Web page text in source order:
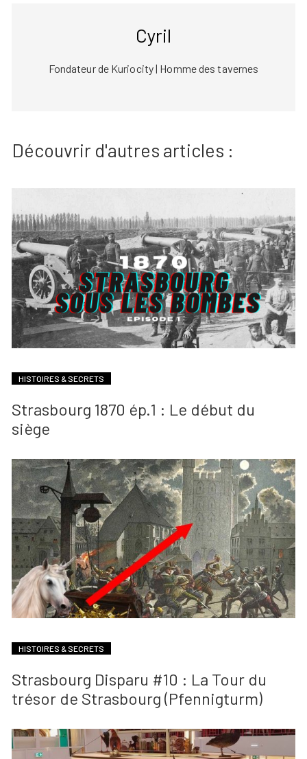
Cyril
Fondateur de Kuriocity | Homme des tavernes
Découvrir d'autres articles :
HISTOIRES & SECRETS
Strasbourg 1870 ép.1 : Le début du
siège
HISTOIRES & SECRETS
Strasbourg Disparu #10 : La Tour du
trésor de Strasbourg (Pfennigturm)